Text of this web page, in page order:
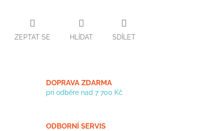
ZEPTAT SE HLÍDAT SDÍLET
DOPRAVA ZDARMA
pri odběre nad 7 700 Kč
ODBORNÍ SERVIS